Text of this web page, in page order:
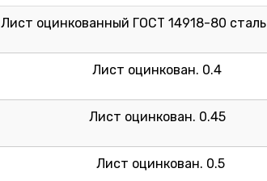
Лист оцинкованный ГОСТ 14918-80
Лист оцинкован. 0.4
Лист оцинкован. 0.45
Лист оцинкован. 0.5